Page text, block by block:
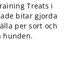
Treats i
bitar gjorda
per sort och
hunden.